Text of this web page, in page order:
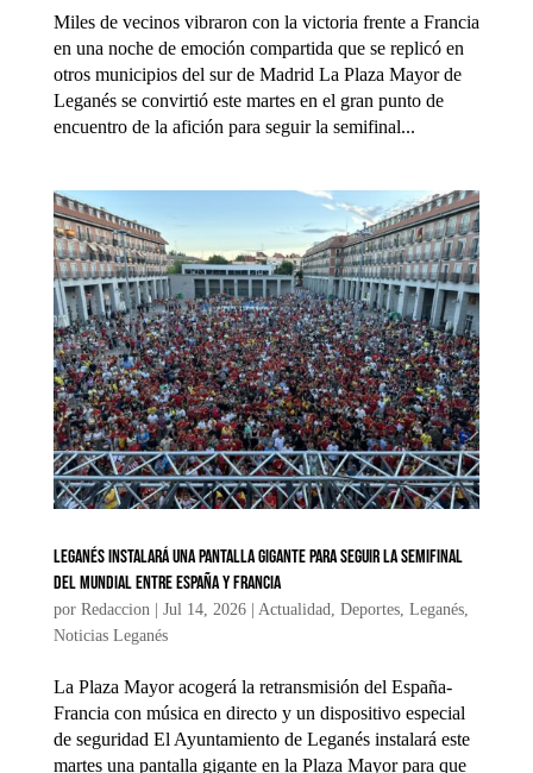
Miles de vecinos vibraron con la victoria frente a Francia
en una noche de emoción compartida que se replicó en
otros municipios del sur de Madrid La Plaza Mayor de
Leganés se convirtió este martes en el gran punto de
encuentro de la afición para seguir la semifinal...
Leganés instalará una pantalla gigante para seguir la semifinal
del Mundial entre España y Francia
por Redaccion| Jul 14, 2026| Actualidad, Deportes, Leganés,
Noticias Leganés
La Plaza Mayor acogerá la retransmisión del España-
Francia con música en directo y un dispositivo especial
de seguridad El Ayuntamiento de Leganés instalará este
martes una pantalla gigante en la Plaza Mayor para que